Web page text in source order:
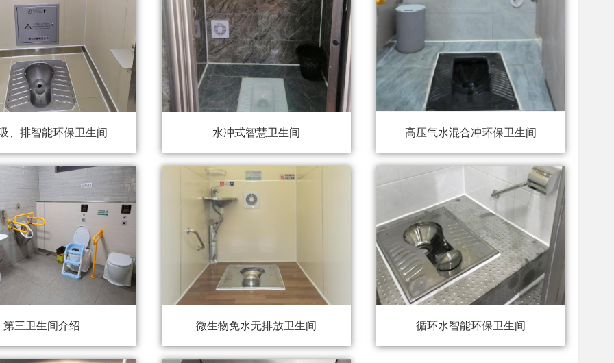
、排智能环保卫生间 水冲式智慧卫生间 高压气水混合冲环保卫生间
第三卫生间介绍 微生物免水无排放卫生间 循环水智能环保卫生间